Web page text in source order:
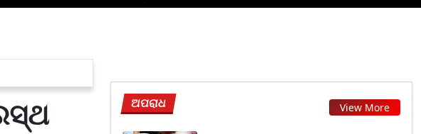
ଅପରାଧ View More